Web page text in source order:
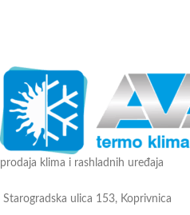
prodaja klima i rashladnih uređaja
Starogradska ulica 153, Koprivnica